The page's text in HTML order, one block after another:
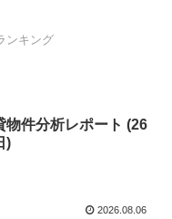
ンキング
物件分析レポート (26
)
2026.08.06